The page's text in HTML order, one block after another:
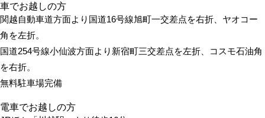
車でお越しの方
関越自動車道方面より国道16号線旭町一交差点を右折、ヤオコー
角を左折。
国道254号線小仙波方面より新宿町三交差点を左折、コスモ石油角
を右折。
無料駐車場完備
電車でお越しの方